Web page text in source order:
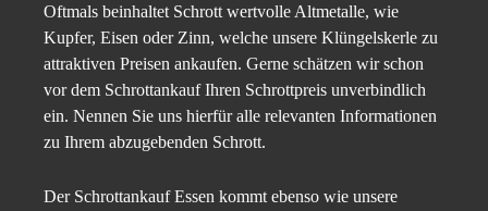
Oftmals beinhaltet Schrott wertvolle Altmetalle, wie
Kupfer, Eisen oder Zinn, welche unsere Klüngelskerle zu
attraktiven Preisen ankaufen. Gerne schätzen wir schon
vor dem Schrottankauf Ihren Schrottpreis unverbindlich
ein. Nennen Sie uns hierfür alle relevanten Informationen
zu Ihrem abzugebenden Schrott.
Der Schrottankauf Essen kommt ebenso wie unsere